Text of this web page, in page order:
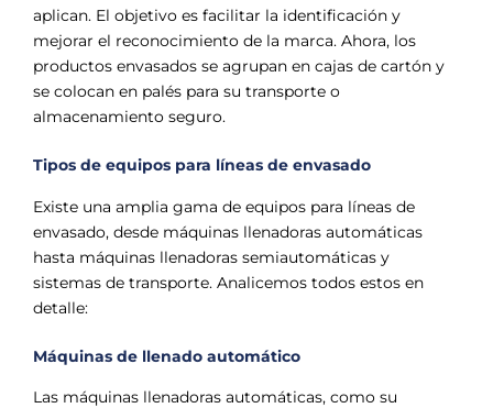
aplican. El objetivo es facilitar la identificación y
mejorar el reconocimiento de la marca. Ahora, los
productos envasados se agrupan en cajas de cartón y
se colocan en palés para su transporte o
almacenamiento seguro.
Tipos de equipos para líneas de envasado
Existe una amplia gama de equipos para líneas de
envasado, desde máquinas llenadoras automáticas
hasta máquinas llenadoras semiautomáticas y
sistemas de transporte. Analicemos todos estos en
detalle:
Máquinas de llenado automático
Las máquinas llenadoras automáticas, como su